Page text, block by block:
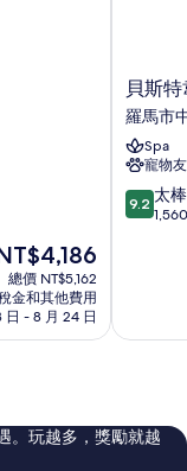
在總價 NT$5,162
金和其他費用
日 - 8 月 24 日
貝
斯
特
韋
斯
特
普
店
中
心
貝斯
羅馬市
Spa
寵物
9.2
分，
棒
評
論
9.2 太
。玩越多，獎勵就越